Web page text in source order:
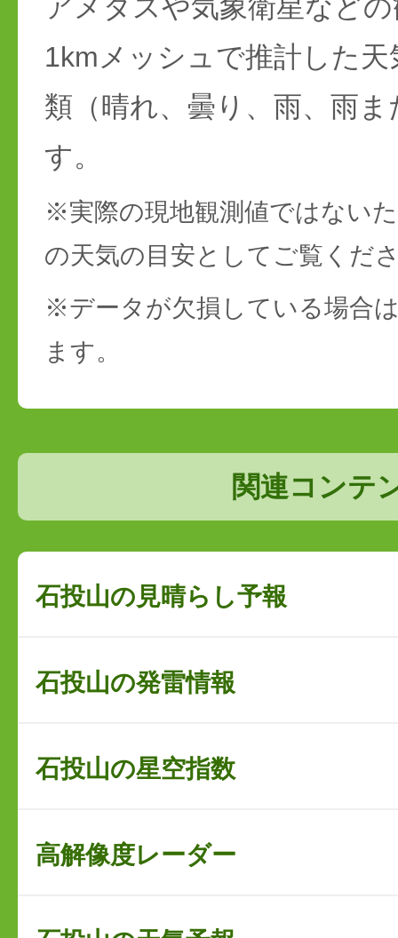
アメダスや気象衛星など
1kmメッシュで推計した
類（晴れ、曇り、雨、雨
す。
※実際の現地観測値ではない
の天気の目安としてご覧くだ
※データが欠損している場合
ます。
関連コンテ
石投山の見晴らし予報
石投山の発雷情報
石投山の星空指数
高解像度レーダー